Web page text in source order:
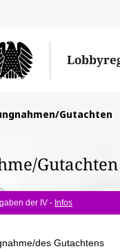
Gutachten
Gutachten
der IV - Infos
des Gutachtens